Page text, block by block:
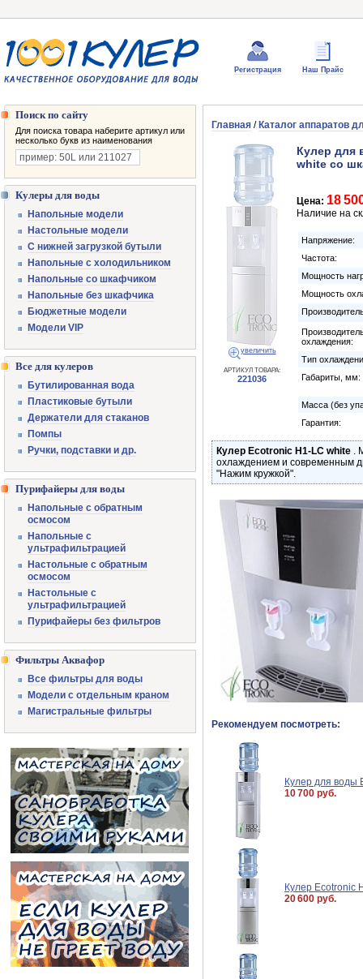
Регистрация Наш Прайс
Главная / Каталог аппаратов
увеличить
АРТИКУЛ ТОВАРА:
221036
Кулер для
white со
Цена: 18
Наличие на
Напряжение:
Частота:
Мощность
Мощность
охлаждения:
Тип
Габариты, мм:
Масса (без
Гарантия:
Кулер Ecotronic H1-LC white .
охлаждением и современным
"Нажим кружкой".
Рекомендуем посмотреть:
Кулер для воды
10 700 руб.
Кулер Ecotronic
20 600 руб.
Поиск по сайту
Для поиска товара наберите артикул или
несколько букв из наименования
Кулеры для воды
Напольные модели
Настольные модели
С нижней загрузкой бутыли
Напольные с холодильником
Напольные со шкафчиком
Напольные без шкафчика
Бюджетные модели
Модели VIP
Все для кулеров
Бутилированная вода
Пластиковые бутыли
Держатели для стаканов
Помпы
Ручки, подставки и др.
Пурифайеры для воды
Напольные с обратным
осмосом
Напольные с
ультрафильтрацией
Настольные с обратным
осмосом
Настольные с
ультрафильтрацией
Пурифайеры без фильтров
Фильтры Аквафор
Все фильтры для воды
Модели с отдельным краном
Магистральные фильтры